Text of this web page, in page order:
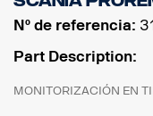
Nº de referencia:
Part Description:
MONITORIZACIÓN EN